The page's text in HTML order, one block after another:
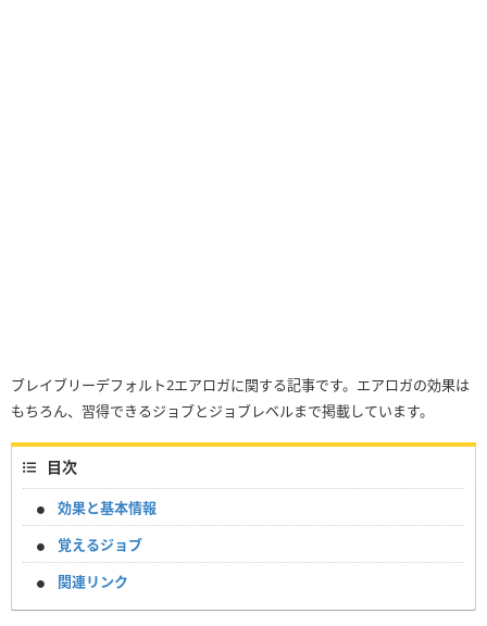
ブレイブリーデフォルト2エアロガに関する記事です。エアロガの効果は
もちろん、習得できるジョブとジョブレベルまで掲載しています。
目次
効果と基本情報
覚えるジョブ
関連リンク